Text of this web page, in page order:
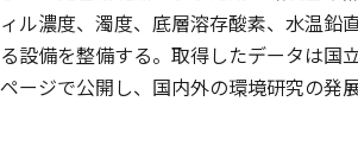
ィル濃度、濁度、底層溶存酸素、水温鉛
る設備を整備する。取得したデータは国
ページで公開し、国内外の環境研究の発